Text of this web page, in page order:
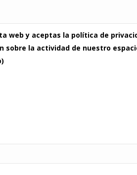
y aceptas la política de
la actividad de nuestro